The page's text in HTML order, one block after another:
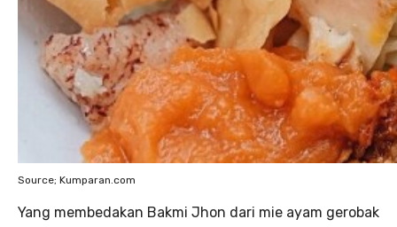
Source; Kumparan.com
Yang membedakan Bakmi Jhon dari mie ayam gerobak